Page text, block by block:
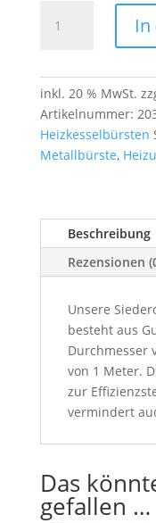
Siederohrbürste
rund
1 m
Länge,
Gussstahldraht
für
inkl. 20 % MwSt.
Artikelnummer:
Heizkesselbürsten
Metallbürste,
Beschreibung
Rezensionen
Unsere
besteht aus
Durchmesser
von 1 Meter.
zur
vermindert
Das
gefallen …